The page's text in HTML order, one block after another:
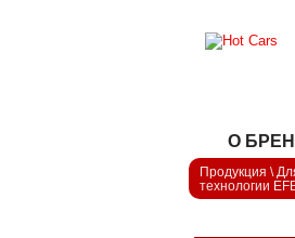
О
Продукция \
технологии